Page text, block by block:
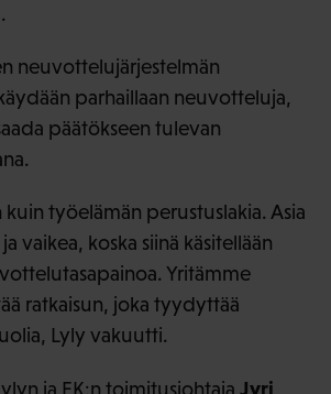
neuvottelujärjestelmän
parhaillaan neuvotteluja,
päätökseen tulevan
kuin työelämän perustuslakia. Asia
vaikea, koska siinä käsitellään
Yritämme
ratkaisun, joka tyydyttää
Lyly vakuutti.
ja EK:n toimitusjohtaja Jyri